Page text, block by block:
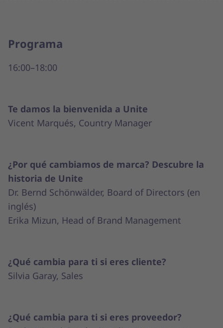
Programa
16:00–18:00
Te damos la bienvenida a Unite
Vicent Marqués, Country Manager
¿Por qué cambiamos de marca? Descubre la
historia de Unite
Dr. Bernd Schönwälder, Board of Directors (en
inglés)
Erika Mizun, Head of Brand Management
¿Qué cambia para ti si eres cliente?
Silvia Garay, Sales
¿Qué cambia para ti si eres proveedor?